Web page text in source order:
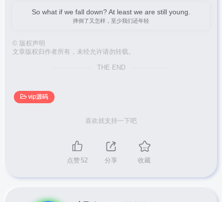
So what if we fall down? At least we are still young.
摔倒了又怎样，至少我们还年轻
© 版权声明
文章版权归作者所有，未经允许请勿转载。
THE END
vip源码
喜欢就支持一下吧
点赞 52 分享 收藏